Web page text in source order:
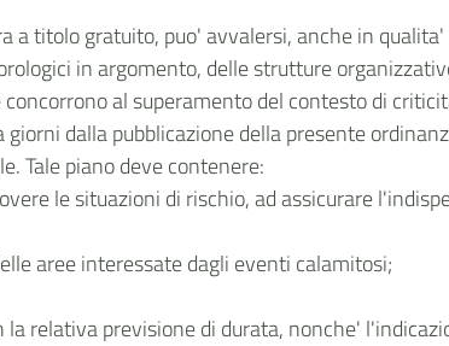
a titolo gratuito, puo' avvalersi, anche in
in argomento, delle strutture
al superamento del contesto di
dalla pubblicazione della presente
Tale piano deve contenere:
le situazioni di rischio, ad assicurare
aree interessate dagli eventi calamitosi;
relativa previsione di durata, nonche'